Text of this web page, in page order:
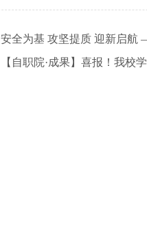
安全为基 攻坚提质 迎新启航
【自职院·成果】喜报！我校